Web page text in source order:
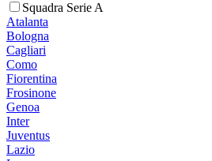
Squadra Serie A
Atalanta
Bologna
Cagliari
Como
Fiorentina
Frosinone
Genoa
Inter
Juventus
Lazio